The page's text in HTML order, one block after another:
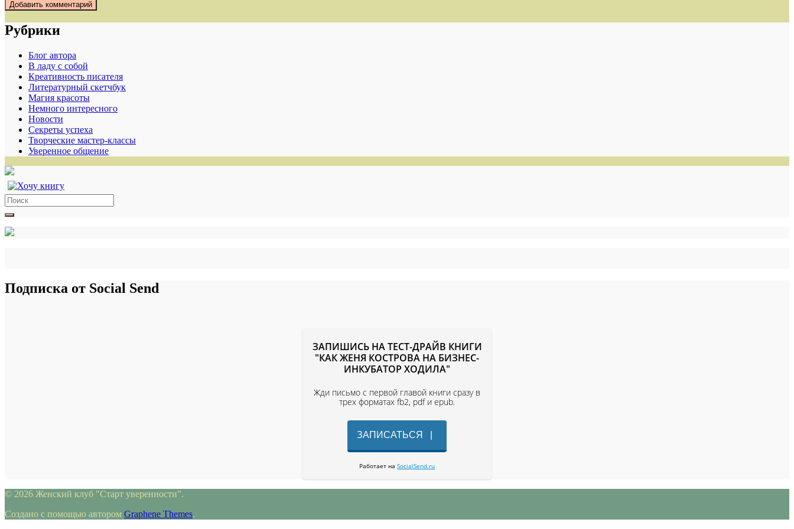
Рубрики
Блог автора
В ладу с собой
Креативность писателя
Литературный скетчбук
Магия красоты
Немного интересного
Новости
Секреты успеха
Творческие мастер-классы
Уверенное общение
Search
for:
Подписка от Social Send
ЗАПИШИСЬ НА ТЕСТ-ДРАЙВ КНИГИ
"КАК ЖЕНЯ КОСТРОВА НА БИЗНЕС-
ИНКУБАТОР ХОДИЛА"
Жди письмо с первой главой книги сразу в
трех форматах fb2, pdf и epub.
ЗАПИСАТЬСЯ |
Работает на SocialSend.ru
© 2026 Женский клуб "Старт уверенности".
Создано с помощью автором Graphene Themes.